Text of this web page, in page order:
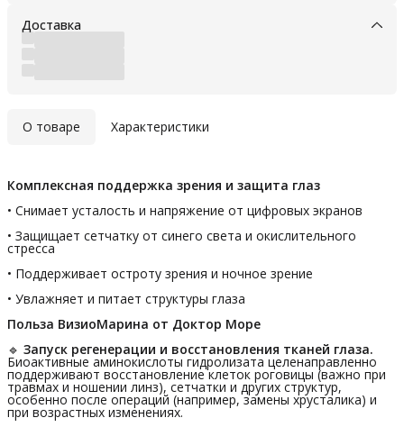
Доставка
О товаре Характеристики
Комплексная поддержка зрения и защита глаз
• Снимает усталость и напряжение от цифровых экранов
• Защищает сетчатку от синего света и окислительного
стресса
• Поддерживает остроту зрения и ночное зрение
• Увлажняет и питает структуры глаза
Польза ВизиоМарина от Доктор Море
🔹 Запуск регенерации и восстановления тканей глаза.
Биоактивные аминокислоты гидролизата целенаправленно
поддерживают восстановление клеток роговицы (важно при
травмах и ношении линз), сетчатки и других структур,
особенно после операций (например, замены хрусталика) и
при возрастных изменениях.